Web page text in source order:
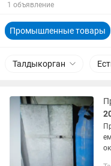
1 объявление
Промышленные товары
Талдыкорган